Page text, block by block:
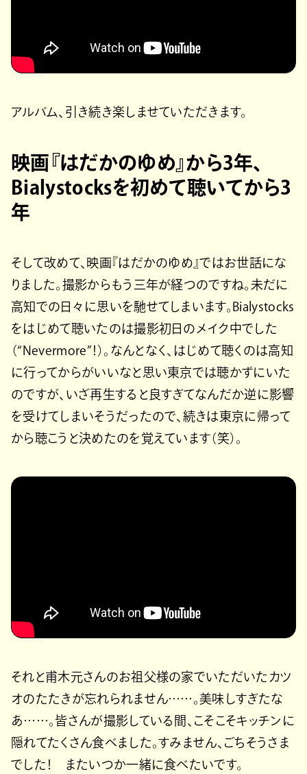
アルバム、引き続き楽しませていただきます。
映画『はだかのゆめ』から3年、
Bialystocksを初めて聴いてから3
年
そして改めて、映画『はだかのゆめ』ではお世話にな
りました。撮影からもう三年が経つのですね。未だに
高知での日々に思いを馳せてしまいます。Bialystocks
をはじめて聴いたのは撮影初日のメイク中でした
（“Nevermore”！）。なんとなく、はじめて聴くのは高知
に行ってからがいいなと思い東京では聴かずにいた
のですが、いざ再生すると良すぎてなんだか逆に影響
を受けてしまいそうだったので、続きは東京に帰って
から聴こうと決めたのを覚えています（笑）。
それと甫木元さんのお祖父様の家でいただいたカツ
オのたたきが忘れられません……。美味しすぎたな
あ……。皆さんが撮影している間、こそこそキッチンに
隠れてたくさん食べました。すみません、ごちそうさま
でした！ またいつか一緒に食べたいです。